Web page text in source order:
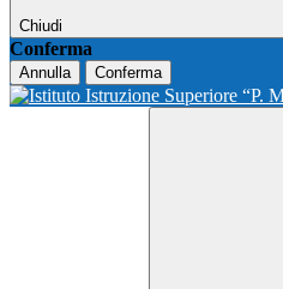
Chiudi
Conferma
Annulla Conferma